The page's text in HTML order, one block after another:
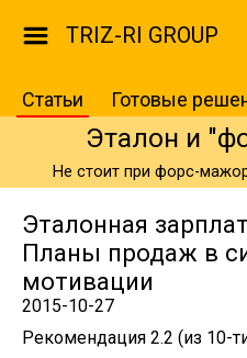
TRIZ-RI GROUP
Статьи Готовые
Эталон и
Не стоит при форс-
Эталонная
Планы продаж в
мотивации
2015-10-27
Рекомендация 2.2 (из 10-